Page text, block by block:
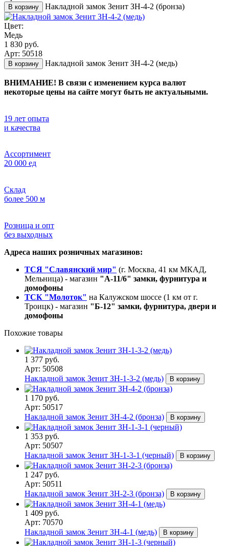
В корзину Накладной замок Зенит ЗН-4-2 (бронза)
Цвет:
Медь
1 830 руб.
Арт: 50518
В корзину Накладной замок Зенит ЗН-4-2 (медь)
ВНИМАНИЕ! В связи с изменением курса валют
некоторые цены на сайте могут быть не актуальными.
19 лет опыта
и качества
Ассортимент
20 000 ед
Склад
более 500 м
Розница и опт
без выходных
Адреса наших розничных магазинов:
ТСЯ "Славянский мир" (г. Москва, 41 км МКАД,
Мельница) - магазин "А-11/6" замки, фурнитура и
домофоны
ТСК "Молоток" на Калужском шоссе (1 км от г.
Троицк) - магазин "Б-12" замки, фурнитура, двери и
домофоны
Похожие товары
1 377 руб.
Арт: 50508
Накладной замок Зенит ЗН-1-3-2 (медь)
В корзину
1 170 руб.
Арт: 50517
Накладной замок Зенит ЗН-4-2 (бронза)
В корзину
1 353 руб.
Арт: 50507
Накладной замок Зенит ЗН-1-3-1 (черный)
В корзину
1 247 руб.
Арт: 50511
Накладной замок Зенит ЗН-2-3 (бронза)
В корзину
1 409 руб.
Арт: 70570
Накладной замок Зенит ЗН-4-1 (медь)
В корзину